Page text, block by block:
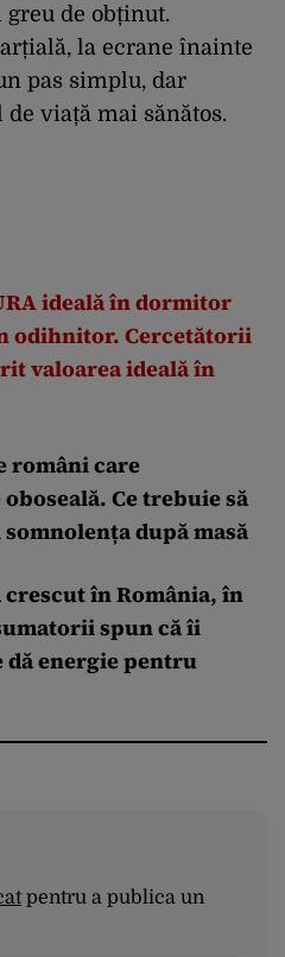
de obținut.
la ecrane înainte
pas simplu, dar
viață mai sănătos.
ideală în dormitor
odihnitor. Cercetătorii
valoarea ideală în
români care
Ce trebuie să
după masă
crescut în România, în
spun că îi
dă energie pentru
pentru a publica un